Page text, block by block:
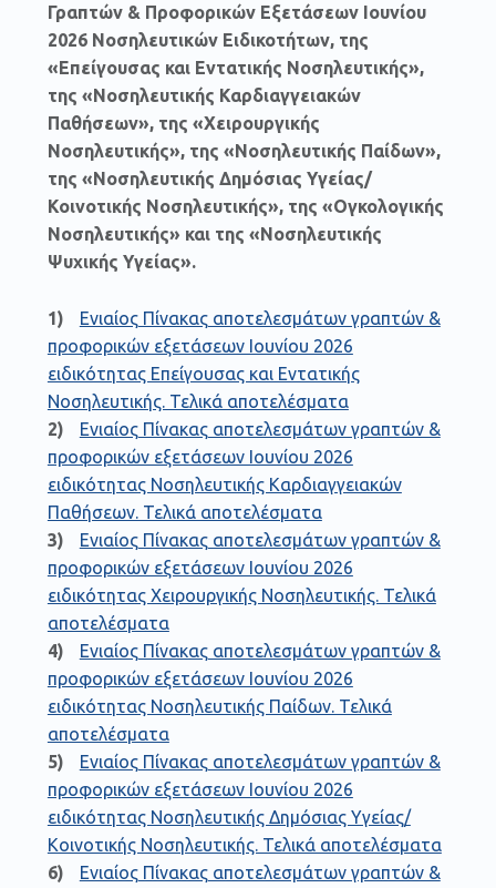
Γραπτών & Προφορικών Εξετάσεων Ιουνίου
2026 Νοσηλευτικών Ειδικοτήτων, της
«Επείγουσας και Εντατικής Νοσηλευτικής»,
της «Νοσηλευτικής Καρδιαγγειακών
Παθήσεων», της «Χειρουργικής
Νοσηλευτικής», της «Νοσηλευτικής Παίδων»,
της «Νοσηλευτικής Δημόσιας Υγείας/
Κοινοτικής Νοσηλευτικής», της «Ογκολογικής
Νοσηλευτικής» και της «Νοσηλευτικής
Ψυχικής Υγείας».
Ενιαίος Πίνακας αποτελεσμάτων γραπτών &
προφορικών εξετάσεων Ιουνίου 2026
ειδικότητας Επείγουσας και Εντατικής
Νοσηλευτικής. Τελικά αποτελέσματα
Ενιαίος Πίνακας αποτελεσμάτων γραπτών &
προφορικών εξετάσεων Ιουνίου 2026
ειδικότητας Νοσηλευτικής Καρδιαγγειακών
Παθήσεων. Τελικά αποτελέσματα
Ενιαίος Πίνακας αποτελεσμάτων γραπτών &
προφορικών εξετάσεων Ιουνίου 2026
ειδικότητας Χειρουργικής Νοσηλευτικής. Τελικά
αποτελέσματα
Ενιαίος Πίνακας αποτελεσμάτων γραπτών &
προφορικών εξετάσεων Ιουνίου 2026
ειδικότητας Νοσηλευτικής Παίδων. Τελικά
αποτελέσματα
Ενιαίος Πίνακας αποτελεσμάτων γραπτών &
προφορικών εξετάσεων Ιουνίου 2026
ειδικότητας Νοσηλευτικής Δημόσιας Υγείας/
Κοινοτικής Νοσηλευτικής. Τελικά αποτελέσματα
Ενιαίος Πίνακας αποτελεσμάτων γραπτών &